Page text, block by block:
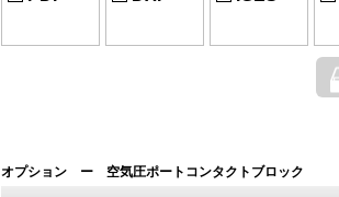
オプション ー 空気圧ポートコンタクトブロック